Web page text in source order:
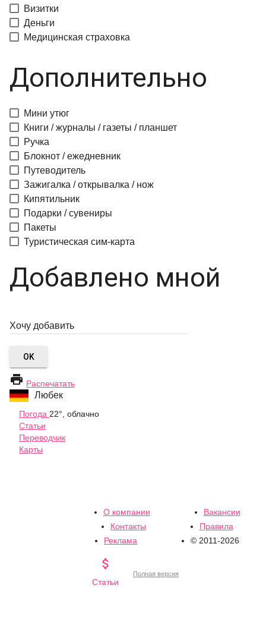
Визитки
Деньги
Медицинская страховка
Дополнительно
Мини утюг
Книги / журналы / газеты / планшет
Ручка
Блокнот / ежедневник
Путеводитель
Зажигалка / открывалка / нож
Кипятильник
Подарки / сувениры
Пакеты
Туристическая сим-карта
Добавлено мной
OK
 Распечатать
Любек
Погода 22°, облачно
Статьи
Переводчик
Карты
О компании
Вакансии
Контакты
Правила
Реклама
© 2011-2026

Статьи
Полная версия